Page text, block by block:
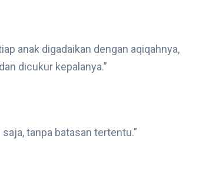
anak digadaikan dengan aqiqahnya,
dicukur kepalanya.”
tanpa batasan tertentu.”